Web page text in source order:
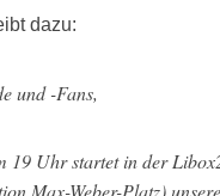
dazu:
und -Fans,
19 Uhr startet in der